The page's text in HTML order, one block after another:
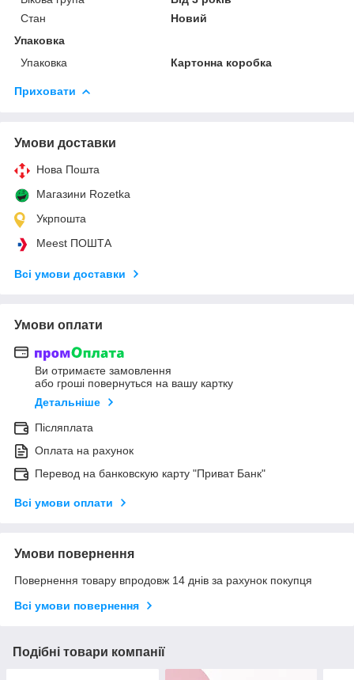
Стан
Новий
Упаковка
Упаковка
Картонна коробка
Приховати
Умови доставки
Нова Пошта
Магазини Rozetka
Укрпошта
Meest ПОШТА
Всі умови доставки
Умови оплати
Ви отримаєте замовлення
або гроші повернуться на вашу картку
Детальніше
Післяплата
Оплата на рахунок
Перевод на банковскую карту "Приват Банк"
Всі умови оплати
Умови повернення
Повернення товару впродовж 14 днів за рахунок покупця
Всі умови повернення
Подібні товари компанії